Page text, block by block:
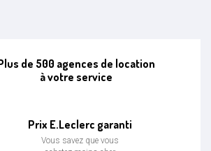
de 500 agences de location
à votre service
Prix E.Leclerc garanti
Vous savez que vous